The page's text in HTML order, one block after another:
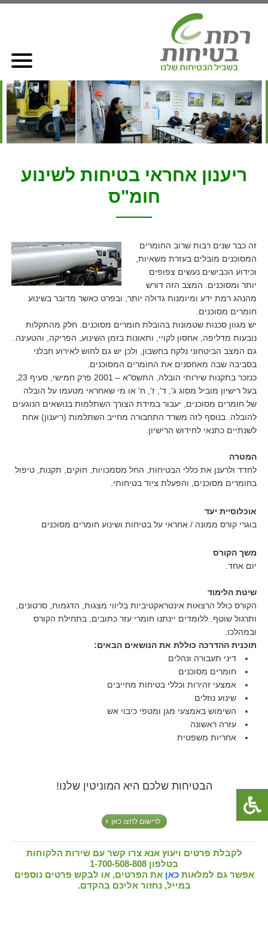
ריענון אחראי בטיחות לשינוע
חומ"ס
זה כבר שנים רבות שרוב החומרים
המסוכנים מובלים בעזרת משאיות,
וכידוע הכבישים נעשים צפופים
יותר ומסוכנים. המצב הזה דורש
מהנהג רמת ידע ומיומנות גדולה יותר, ובפרט כאשר מדובר בשינוע
חומרים מסוכנים.
יש מגוון סכנות שטמונות בהובלת חומרים מסוכנים. חלק מהתקלות
נובעות מדליפה, אחסון לקויי, ותאונות בזמן השינוע, הפריקה, והטעינה.
גם המצב הביטחוני נלקח בחשבון, ולכן יש גם לחוש לאירוע חבלני
בסביבה שבה מאחסנים את החומרים המסוכנים.
כנזכר בתקנות שירותי הובלה, התשס"א – 2001 פרק חמישי, סעיף 23,
בעל רישיון מוביל מסוג ג', ד', ז', ח' או מי שאחראי מטעמו על הובלה
של חומרים מסוכנים, יעבור במידת הצורך השתלמות בנושאים הנוגעים
להובלה. בנוסף לזה משרד התחבורה מחייב השתלמות (ריענון) אחת
לשנתיים כתנאי לחידוש הרישיון.
המטרה
לחדד ולרענן את כללי הבטיחות, החל מסמכויות, חוקים, תקנות, טיפול
בחומרים מסוכנים, והפעלת ציוד בטיחותי.
אוכלוסיית יעד
בוגרי קורס ממונה / אחראי על בטיחות ושינוע חומרים מסוכנים
משך הקורס
יום אחד.
שיטת הלימוד
הקורס כולל הרצאות אינטראקטיביות בליווי מצגות, הדגמות, סרטונים,
ותרגול שוטף. ללומדים יינתנו חומרי עזר כתובים, בתחילת הקורס
ובמהלכו.
תוכנית ההדרכה כוללת את הנושאים הבאים:
דיני תעבורה ונהלים
חומרים מסוכנים
אמצעי זהירות וכללי בטיחות מחייבים
שינוע נוזלים
השימוש באמצעי מגן ומטפי כיבוי אש
עזרה ראשונה
אחריות משפטית
הבטיחות שלכם היא המוניטין שלנו!
לרישום לחצו כאן
לקבלת פרטים ויעוץ אנא צרו קשר עם שירות הלקוחות
בטלפון 1-700-508-808
אפשר גם למלאותכאן את הפרטים, או לבקש פרטים נוספים
במייל, נחזור אליכם בהקדם.